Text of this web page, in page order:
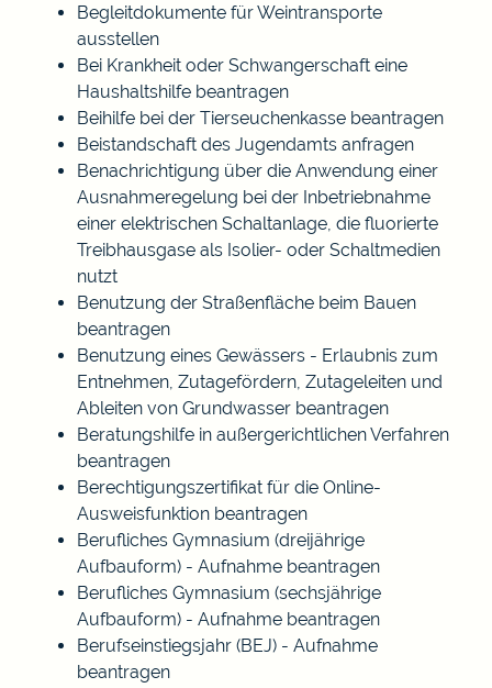
Begleitdokumente für Weintransporte
ausstellen
Bei Krankheit oder Schwangerschaft eine
Haushaltshilfe beantragen
Beihilfe bei der Tierseuchenkasse beantragen
Beistandschaft des Jugendamts anfragen
Benachrichtigung über die Anwendung einer
Ausnahmeregelung bei der Inbetriebnahme
einer elektrischen Schaltanlage, die fluorierte
Treibhausgase als Isolier- oder Schaltmedien
nutzt
Benutzung der Straßenfläche beim Bauen
beantragen
Benutzung eines Gewässers - Erlaubnis zum
Entnehmen, Zutagefördern, Zutageleiten und
Ableiten von Grundwasser beantragen
Beratungshilfe in außergerichtlichen Verfahren
beantragen
Berechtigungszertifikat für die Online-
Ausweisfunktion beantragen
Berufliches Gymnasium (dreijährige
Aufbauform) - Aufnahme beantragen
Berufliches Gymnasium (sechsjährige
Aufbauform) - Aufnahme beantragen
Berufseinstiegsjahr (BEJ) - Aufnahme
beantragen